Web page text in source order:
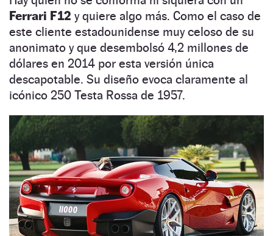
Ferrari F12 y quiere algo más. Como el caso de
este cliente estadounidense muy celoso de su
anonimato y que desembolsó 4,2 millones de
dólares en 2014 por esta versión única
descapotable. Su diseño evoca claramente al
icónico 250 Testa Rossa de 1957.